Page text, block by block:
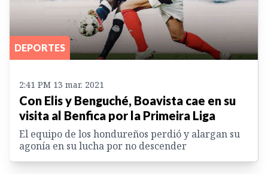
DEPORTES
2:41 PM 13 mar. 2021
Con Elis y Benguché, Boavista cae en su
visita al Benfica por la Primeira Liga
El equipo de los hondureños perdió y alargan su
agonía en su lucha por no descender